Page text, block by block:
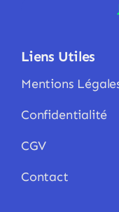
Liens Utiles
Mentions
Confidentialité
CGV
Contact